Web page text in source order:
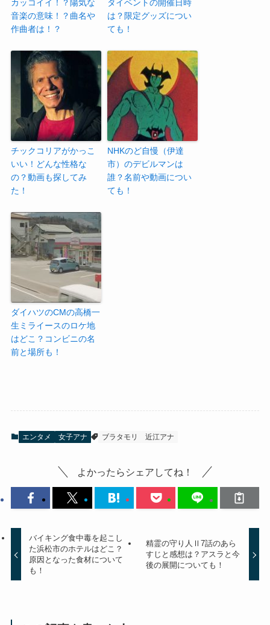
カッコイイ！？陽気な
音楽の意味！？曲名や
作曲者は！？
タイベントの開催日時
は？限定グッズについ
ても！
チックコリアがかっこ
いい！どんな性格な
の？動画も探してみ
た！
NHKのど自慢（伊達
市）のデビルマンは
誰？名前や動画につい
ても！
ダイハツのCMの高橋一
生ミライースのロケ地
はどこ？コンビニの名
前と場所も！
エンタメ 女子アナ ブラタモリ 近江アナ
よかったらシェアしてね！
バイキング食中毒を起こし
た浜松市のホテルはどこ？
原因となった食材について
も！
精霊の守り人Ⅱ7話のあら
すじと感想は？アスラと今
後の展開についても！